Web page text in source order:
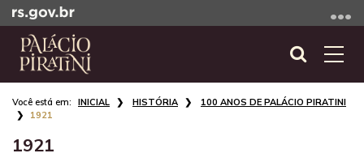
para
conteúdo
Ir
para
menu
Abrir
INICIAL HISTÓRIA
100 ANOS DE PALÁCIO PIRATINI
1921
1921